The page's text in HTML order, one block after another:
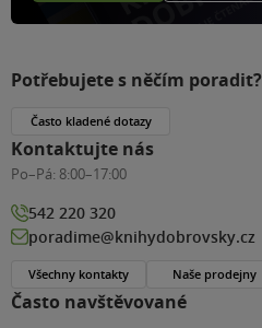
Často navštěvované
Potřebujete s něčím poradit?
Často kladené dotazy
Kontaktujte nás
Po–Pá: 8:00–17:00
542 220 320
poradime@knihydobrovsky.cz
Všechny kontakty Naše prodejny